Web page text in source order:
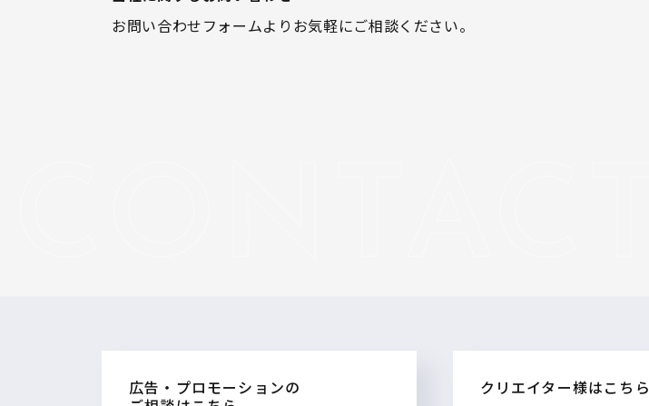
お問い合わせフォームよりお気軽にご相談ください。
広告・プロモーションの
クリエイター様はこちら